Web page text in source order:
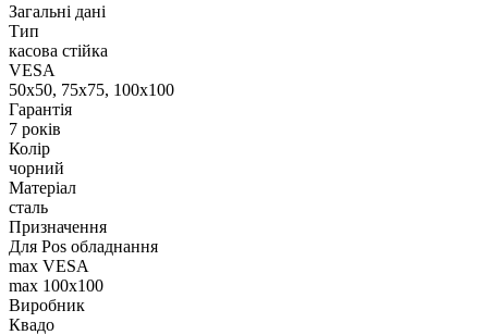
Загальні дані
Тип
касова стійка
VESA
50х50, 75х75, 100х100
Гарантія
7 років
Колір
чорний
Матеріал
сталь
Призначення
Для Pos обладнання
max VESA
max 100x100
Виробник
Квадо